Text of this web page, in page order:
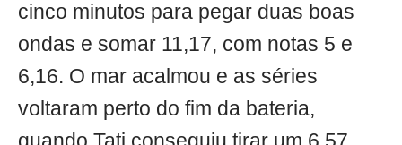
cinco minutos para pegar duas boas
ondas e somar 11,17, com notas 5 e
6,16. O mar acalmou e as séries
voltaram perto do fim da bateria,